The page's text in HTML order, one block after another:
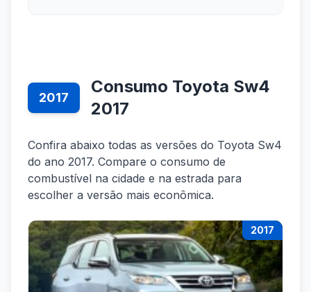
2017
Consumo Toyota Sw4
2017
Confira abaixo todas as versões do Toyota Sw4
do ano 2017. Compare o consumo de
combustível na cidade e na estrada para
escolher a versão mais econômica.
2017